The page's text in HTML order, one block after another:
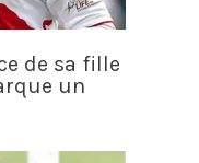
de sa fille
un